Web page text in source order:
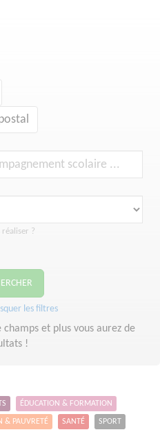
?
les filtres
et plus vous aurez de
!
ÉDUCATION & FORMATION
& PAUVRETÉ SANTÉ SPORT